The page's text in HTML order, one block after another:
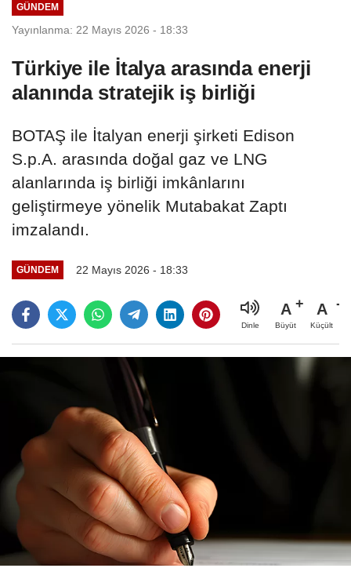
GÜNDEM
Yayınlanma: 22 Mayıs 2026 - 18:33
Türkiye ile İtalya arasında enerji
alanında stratejik iş birliği
BOTAŞ ile İtalyan enerji şirketi Edison
S.p.A. arasında doğal gaz ve LNG
alanlarında iş birliği imkânlarını
geliştirmeye yönelik Mutabakat Zaptı
imzalandı.
GÜNDEM 22 Mayıs 2026 - 18:33
Dinle
A
Büyüt
A
Küçült